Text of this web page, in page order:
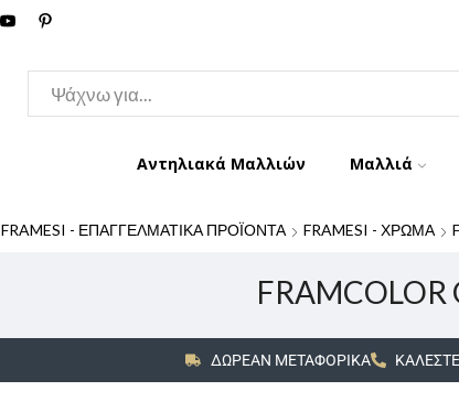
Αντηλιακά Μαλλιών Μαλλιά
FRAMESI - ΕΠΑΓΓΕΛΜΑΤΙΚΑ ΠΡΟΪΟΝΤΑ FRAMESI - ΧΡΩΜΑ
FRAMCOLOR
ΔΩΡΕΑΝ ΜΕΤΑΦΟΡΙΚΑ